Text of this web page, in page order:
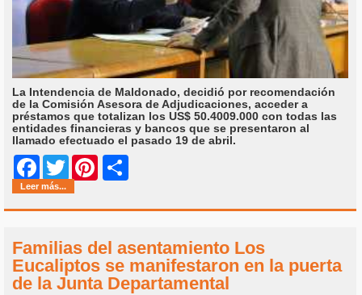
La Intendencia de Maldonado, decidió por recomendación
de la Comisión Asesora de Adjudicaciones, acceder a
préstamos que totalizan los US$ 50.4009.000 con todas las
entidades financieras y bancos que se presentaron al
llamado efectuado el pasado 19 de abril.
Facebook
Twitter Pinterest
Leer más...
Familias del asentamiento Los
Eucaliptos se manifestaron en la puerta
de la Junta Departamental